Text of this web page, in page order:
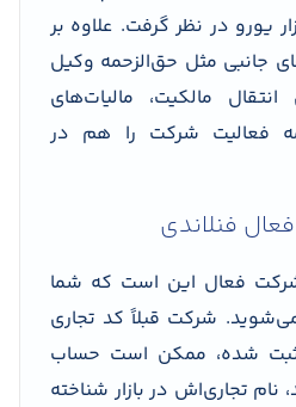
یورو در نظر گرفت. علاوه بر
جانبی مثل حق‌الزحمه وکیل
مالکیت، مالیات‌های
فعالیت شرکت را هم در
فنلاندی
فعال این است که شما
شرکت قبلاً کد تجاری
ثبت شده، ممکن است حساب
نام تجاری‌اش در بازار شناخته